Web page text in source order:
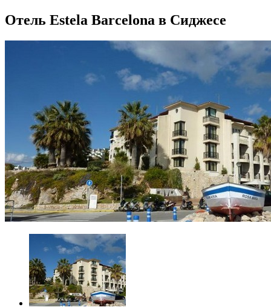
Отель Estela Barcelona в Сиджесе